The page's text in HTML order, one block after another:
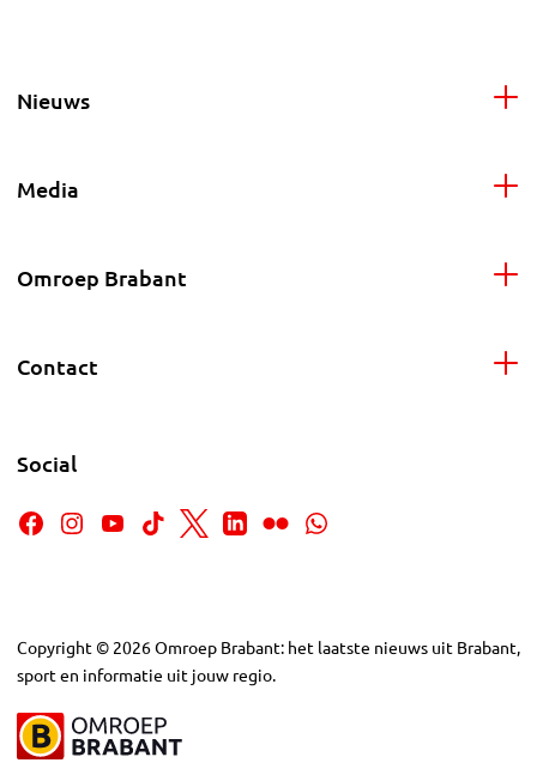
Nieuws
Media
Omroep Brabant
Contact
Social
Copyright © 2026Omroep Brabant: het laatste nieuws uit Brabant,
sport en informatie uit jouw regio.